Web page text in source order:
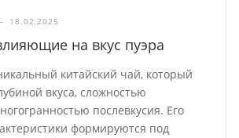
18.02.2025
на вкус пуэра
китайский чай, который
вкуса, сложностью
послевкусия. Его
формируются под